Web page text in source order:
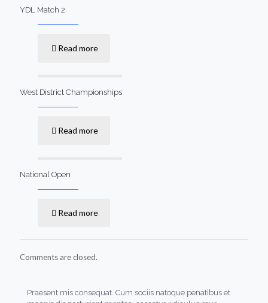
YDL Match 2
Read more
West District Championships
Read more
National Open
Read more
Comments are closed.
Praesent mis consequat. Cum sociis natoque penatibus et